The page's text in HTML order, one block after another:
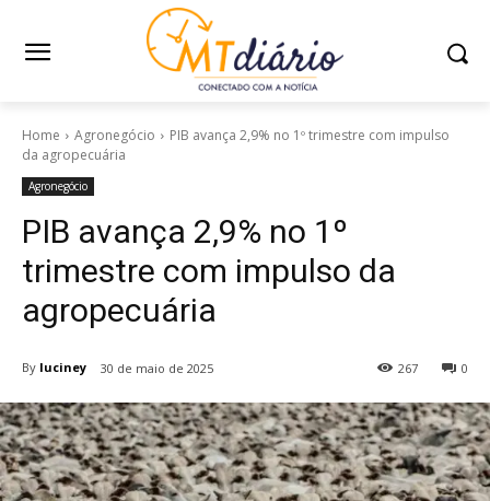
Home Agronegócio
PIB avança 2,9% no 1º trimestre com impulso
da agropecuária
Agronegócio
PIB avança 2,9% no 1º
trimestre com impulso da
agropecuária
By luciney 30 de maio de 2025 0
267